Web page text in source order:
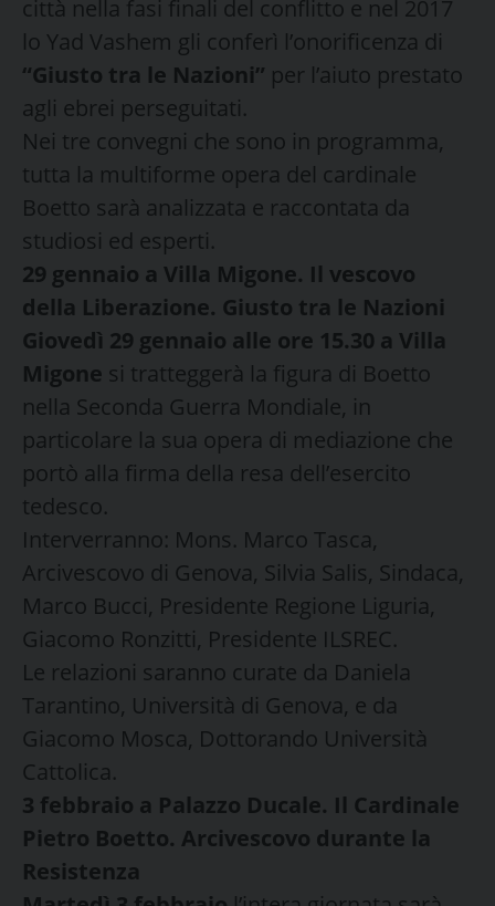
città nella fasi finali del conflitto e nel 2017
lo Yad Vashem gli conferì l’onorificenza di
“Giusto tra le Nazioni” per l’aiuto prestato
agli ebrei perseguitati.
Nei tre convegni che sono in programma,
tutta la multiforme opera del cardinale
Boetto sarà analizzata e raccontata da
studiosi ed esperti.
29 gennaio a Villa Migone. Il vescovo
della Liberazione. Giusto tra le Nazioni
Giovedì 29 gennaio alle ore 15.30 a Villa
Migone si tratteggerà la figura di Boetto
nella Seconda Guerra Mondiale, in
particolare la sua opera di mediazione che
portò alla firma della resa dell’esercito
tedesco.
Interverranno: Mons. Marco Tasca,
Arcivescovo di Genova, Silvia Salis, Sindaca,
Marco Bucci, Presidente Regione Liguria,
Giacomo Ronzitti, Presidente ILSREC.
Le relazioni saranno curate da Daniela
Tarantino, Università di Genova, e da
Giacomo Mosca, Dottorando Università
Cattolica.
3 febbraio a Palazzo Ducale. Il Cardinale
Pietro Boetto. Arcivescovo durante la
Resistenza